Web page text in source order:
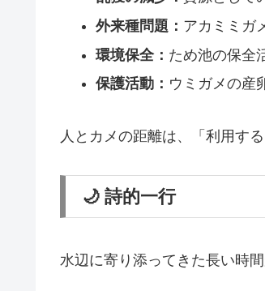
外来種問題： アカミミガ
環境保全： ため池の保全
保護活動： ウミガメの産
人とカメの距離は、「利用す
🌙 詩的一行
水辺に寄り添ってきた長い時